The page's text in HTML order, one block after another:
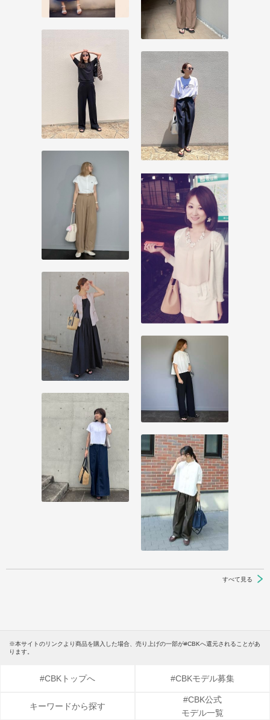
すべて見る
※本サイトのリンクより商品を購入した場合、売り上げの一部が#CBKへ還元されることがあ
ります。
#CBKトップへ #CBKモデル募集
キーワードから探す
#CBK公式
モデル一覧